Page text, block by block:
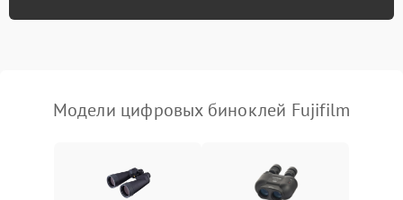
Модели цифровых биноклей Fujifilm